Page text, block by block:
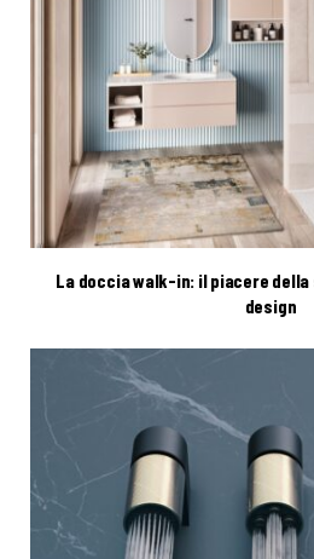
La doccia walk-in: il piacere
design